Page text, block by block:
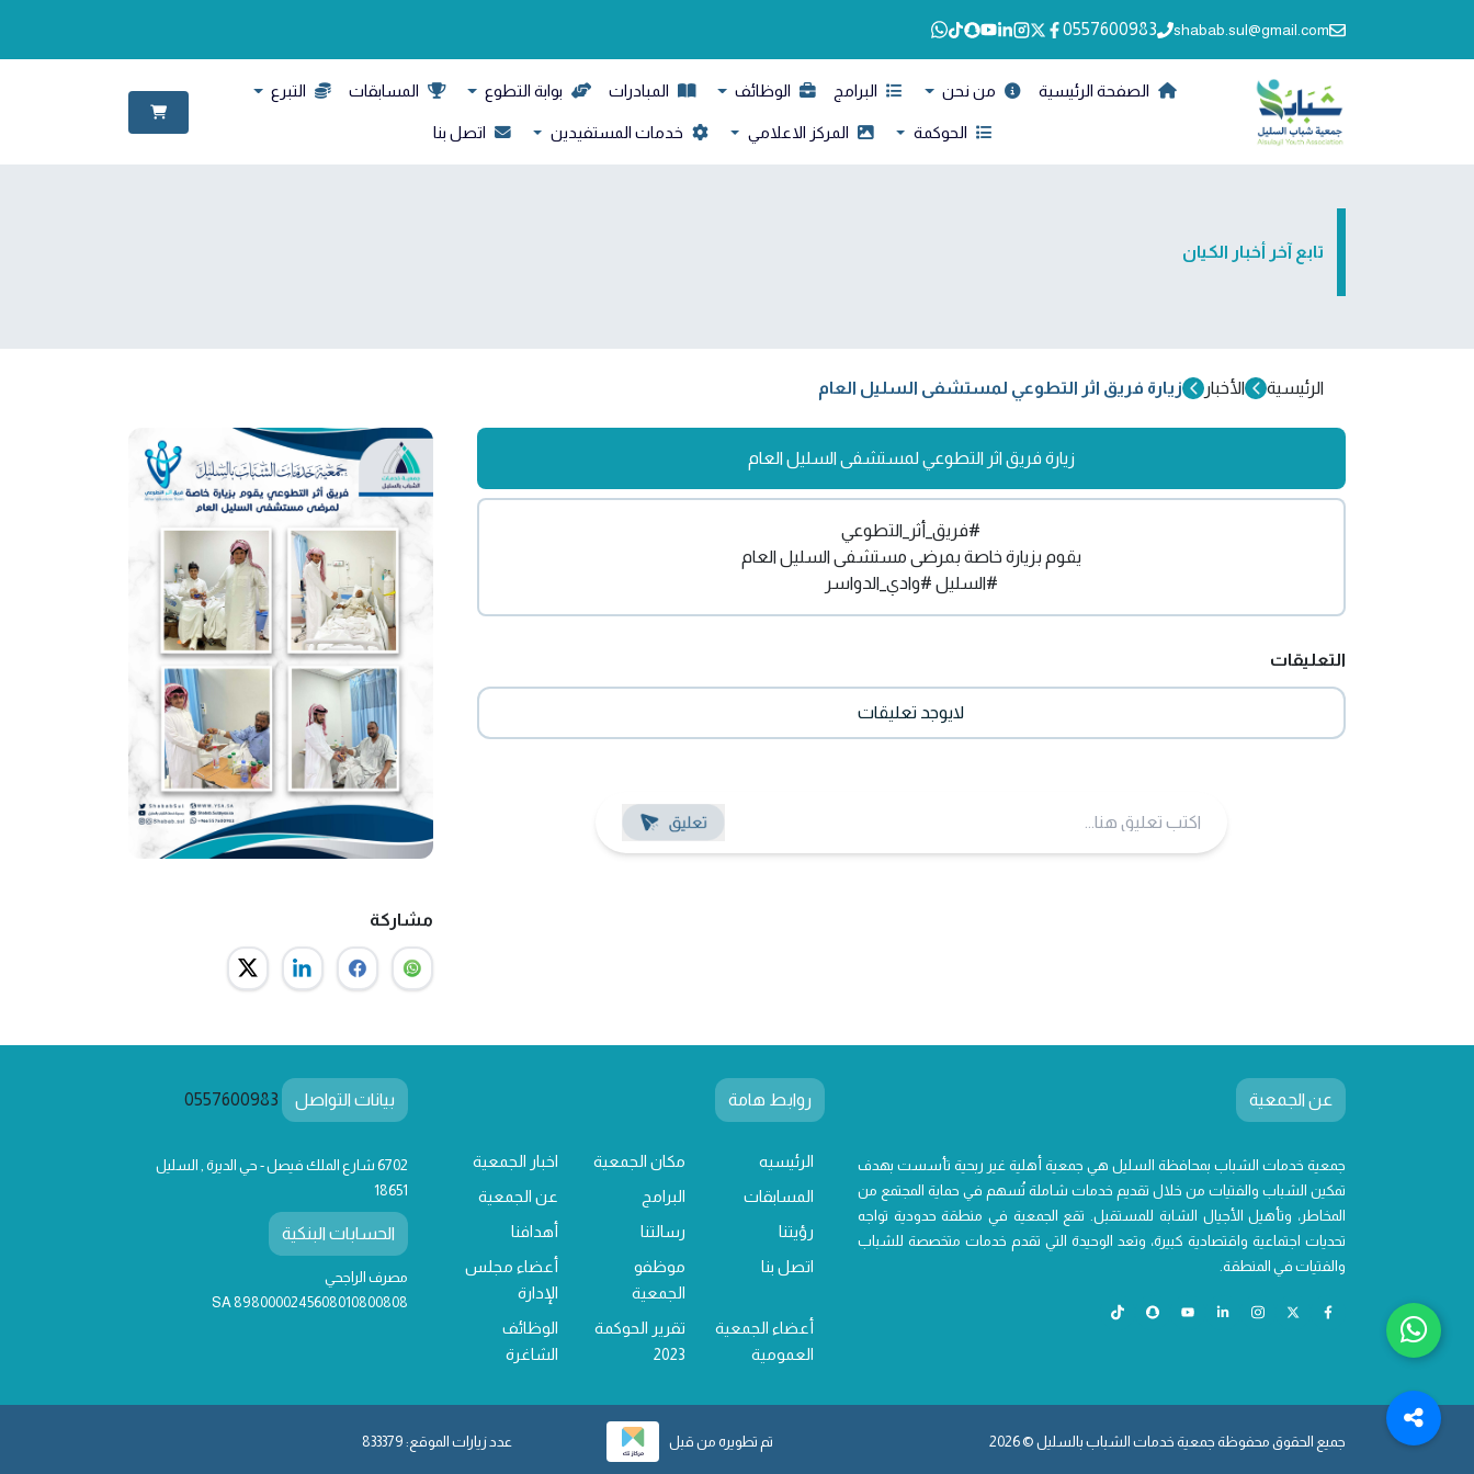
shabab.sul@gmail.com
0557600983
الصفحة الرئيسية من نحن البرامج الوظائف المبادرات بوابة التطوع المسابقات التبرع
الحوكمة المركز الاعلامي خدمات المستفيدين اتصل بنا
تابع آخر أخبار الكيان
الرئيسية الأخبار زيارة فريق اثر التطوعي لمستشفى السليل العام
زيارة فريق اثر التطوعي لمستشفى السليل العام
#فريق_أثر_التطوعي
يقوم بزيارة خاصة بمرضى مستشفى السليل العام
#السليل #وادي_الدواسر
التعليقات
لايوجد تعليقات
مشاركة
عن الجمعية
جمعية خدمات الشباب بمحافظة السليل هي جمعية أهلية غير ربحية تأسست بهدف
تمكين الشباب والفتيات من خلال تقديم خدمات شاملة تُسهم في حماية المجتمع من
المخاطر، وتأهيل الأجيال الشابة للمستقبل. تقع الجمعية في منطقة حدودية تواجه
تحديات اجتماعية واقتصادية كبيرة، وتعد الوحيدة التي تقدم خدمات متخصصة للشباب
والفتيات في المنطقة.
روابط هامة
الرئيسيه مكان الجمعية
اخبار الجمعية
المسابقات
البرامج
عن الجمعية
رؤيتنا
رسالتنا
أهدافنا
اتصل بنا
موظفو
الجمعية
أعضاء مجلس
الإدارة
أعضاء الجمعية
العمومية
تقرير الحوكمة
2023
الوظائف
الشاغرة
بيانات التواصل 0557600983
6702 شارع الملك فيصل - حي الديرة , السليل
18651
الحسابات البنكية
مصرف الراجحي
SA 8980000245608010800808
جميع الحقوق محفوظة جمعية خدمات الشباب بالسليل © 2026 تم تطويره من قبل عدد زيارات الموقع: 833379